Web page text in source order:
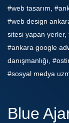
#web tasarım,
#web design
sitesi yapan yerler,
#ankara google
danışmanlığı,
#sosyal medya
Blue